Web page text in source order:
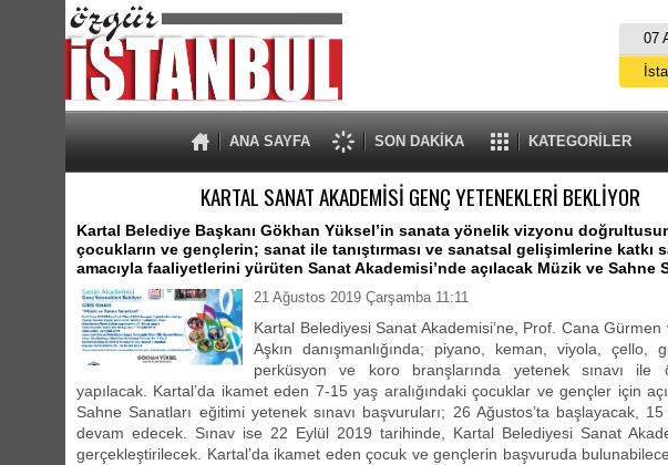
07
ANA SAYFA SON DAKİKA KATEGORİLER
KARTAL SANAT AKADEMİSİ GENÇ YETENEKLERİ BEKLİYOR
Kartal Belediye Başkanı Gökhan Yüksel’in sanata yönelik vizyonu
çocukların ve gençlerin; sanat ile tanıştırması ve sanatsal gelişimlerine katkı
amacıyla faaliyetlerini yürüten Sanat Akademisi’nde açılacak Müzik ve Sahne
21 Ağustos 2019 Çarşamba 11:11
Kartal Belediyesi Sanat Akademisi’ne, Prof. Cana
Aşkın danışmanlığında; piyano, keman, viyola, çello,
perküsyon ve koro branşlarında yetenek sınavı ile
yapılacak. Kartal’da ikamet eden 7-15 yaş aralığındaki çocuklar ve gençler için
Sahne Sanatları eğitimi yetenek sınavı başvuruları; 26 Ağustos’ta başlayacak,
devam edecek. Sınav ise 22 Eylül 2019 tarihinde, Kartal Belediyesi Sanat
gerçekleştirilecek. Kartal’da ikamet eden çocuk ve gençlerin başvuruda